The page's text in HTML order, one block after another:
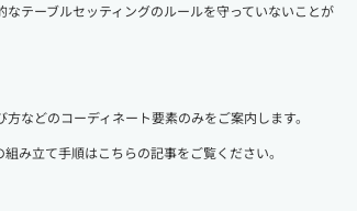
テーブルセッティングのルールを守っていないことが
などのコーディネート要素のみをご案内します。
み立て手順はこちらの記事をご覧ください。